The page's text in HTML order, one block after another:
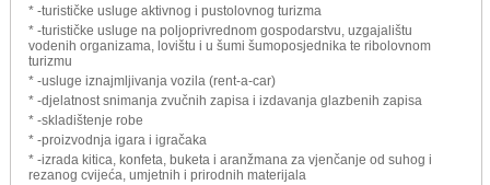
* -turističke usluge aktivnog i pustolovnog turizma
* -turističke usluge na poljoprivrednom gospodarstvu, uzgajalištu
vodenih organizama, lovištu i u šumi šumoposjednika te ribolovnom
turizmu
* -usluge iznajmljivanja vozila (rent-a-car)
* -djelatnost snimanja zvučnih zapisa i izdavanja glazbenih zapisa
* -skladištenje robe
* -proizvodnja igara i igračaka
* -izrada kitica, konfeta, buketa i aranžmana za vjenčanje od suhog i
rezanog cvijeća, umjetnih i prirodnih materijala